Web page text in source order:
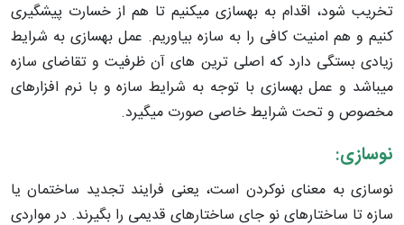
تخریب شود، اقدام به بهسازی میکنیم تا هم از خسارت پیشگیری
کنیم و هم امنیت کافی را به سازه بیاوریم. عمل بهسازی به شرایط
زیادی بستگی دارد که اصلی ترین های آن ظرفیت و تقاضای سازه
میباشد و عمل بهسازی با توجه به شرایط سازه و با نرم افزارهای
مخصوص و تحت شرایط خاصی صورت میگیرد.
نوسازی:
نوسازی به معنای نوکردن است، یعنی فرایند تجدید ساختمان یا
سازه تا ساختارهای نو جای ساختارهای قدیمی را بگیرند. در مواردی